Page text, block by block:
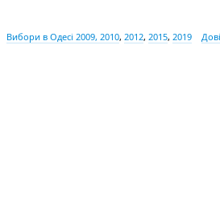
Вибори в Одесі 2009, 2010, 2012, 2015, 2019